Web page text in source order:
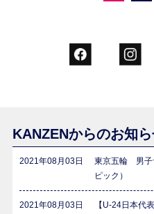
KANZENからのお知
2021年08月03日
東京五輪 男子
ピック）
2021年08月03日
【U-24日本代